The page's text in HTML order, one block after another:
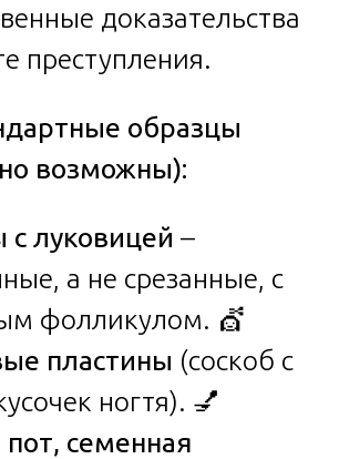
доказательства
преступления.
образцы
возможны):
с луковицей –
а не срезанные, с
фолликулом. 💇
пластины (соскоб с
ногтя). 💅
семенная